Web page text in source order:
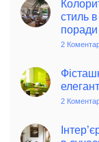
стиль в
2
2